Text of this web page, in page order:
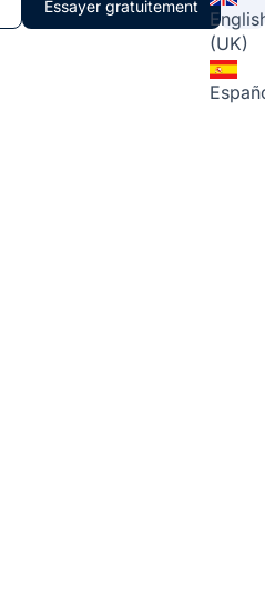
Essayer gratuitement
(UK)